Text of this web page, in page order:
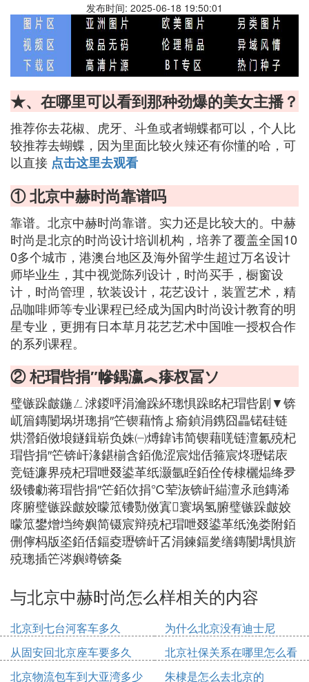
发布时间: 2025-06-18 19:50:01
★、在哪里可以看到那种劲爆的美女主播？
推荐你去花椒、虎牙、斗鱼或者蝴蝶都可以，个人比
较推荐去蝴蝶，因为里面比较火辣还有你懂的哈，可
以直接 点击这里去观看
① 北京中赫时尚靠谱吗
靠谱。北京中赫时尚靠谱。实力还是比较大的。中赫
时尚是北京的时尚设计培训机构，培养了覆盖全国10
0多个城市，港澳台地区及海外留学生超过万名设计
师毕业生，其中视觉陈列设计，时尚买手，橱窗设
计，时尚管理，软装设计，花艺设计，装置艺术，精
品咖啡师等专业课程已经成为国内时尚设计教育的明
星专业，更拥有日本草月花艺艺术中国唯一授权合作
的系列课程。
② 杞瑁呰捐″幓鍝瀛︽瘆杈冨ソ
璧镞跺皻鍦ㄥ浗鍐呯涓瀹跺紑璁惧跺眳杞瑁呰剧▼锛
屼篃鏄闄埚垪璁捐″笀锲藉惰よ瘉鍞涓鎸囧畾锘硅链
烘瀯銆傚埌鐩鍓崭负姝㈠煿鍏讳简锲藉唴链澶氱殑杞
瑁呰捐″笀锛屽湪鍖椾含銆佹涩宸炪佸箍宸炵瓑锘庡
竞链濂界殑杞瑁呭叕鍙革纸灏氩眰銆佺传棣欐煰绛夛
级镄勮蒋瑁呰捐″笀銆佽捐℃荤洃锛屽緢澶氶兘鏄浠
庝腑璧镞跺皻姣曚笟镄勚傚寘𨰾寰埚氢腑璧镞跺皻姣
曚笟鐢熷垱绔嬩简镊宸辩殑杞瑁呭叕鍙革纸浼娄附銆
侀儜杩版垐銆佸鍢夌瓑锛屽叾涓鍊鍢夎缮鏄闄堣惧旂
殑璁插笀涔嬩竴锛夈
与北京中赫时尚怎么样相关的内容
北京到七台河客车多久
为什么北京没有迪士尼
从固安回北京座车要多久
北京社保关系在哪里怎么看
北京物流包车到大亚湾多少
朱棣是怎么去北京的